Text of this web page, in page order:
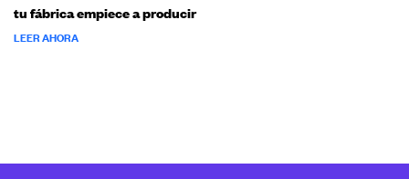
tu fábrica empiece a producir
LEER AHORA